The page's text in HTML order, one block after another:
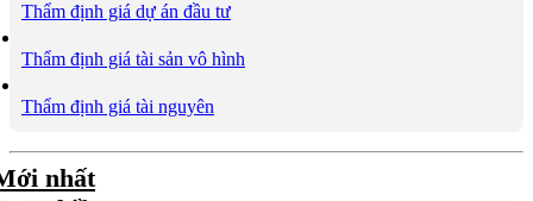
Thẩm định giá dự án đầu tư
Thẩm định giá tài sản vô hình
Thẩm định giá tài nguyên
nhất